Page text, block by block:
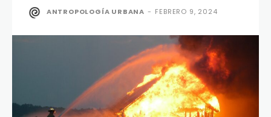
ANTROPOLOGÍA URBANA - FEBRERO 9, 2024